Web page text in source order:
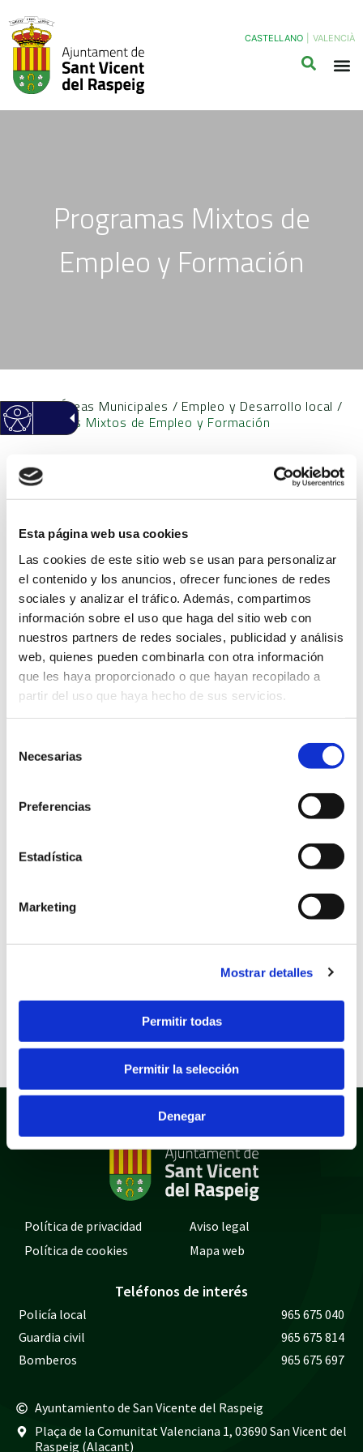
Esta página web usa cookies
Las cookies de este sitio web se usan para personalizar
el contenido y los anuncios, ofrecer funciones de redes
sociales y analizar el tráfico. Además, compartimos
información sobre el uso que haga del sitio web con
nuestros partners de redes sociales, publicidad y análisis
web, quienes pueden combinarla con otra información
que les haya proporcionado o que hayan recopilado a
partir del uso que haya hecho de sus servicios.
Necesarias
Preferencias
Estadística
Marketing
Mostrar detalles
Permitir todas
Permitir la selección
Denegar
CASTELLANO VALENCIÀ
Programas Mixtos de
Empleo y Formación
Inicio/Áreas Municipales / Empleo y Desarrollo local /
Programas Mixtos de Empleo y Formación
El objetivo de estos programas es fomentar la
el tiempo y para el colectivo establecido en cada
una de las convocatorias.
Programas realizados por el Ayuntamiento:
EMPUJU 2024: personas desempleadas menores
de 30 años que figuren como inscritas como
demandantes de empleo en LABORA Servicio
Valenciano de Empleo y Formación como
de Garantía Juvenil, condición que debe cumplir
Política de privacidad
Aviso legal
Política de cookies
Mapa web
Teléfonos de interés
Policía local
965 675 040
Guardia civil
965 675 814
Bomberos
965 675 697
Ayuntamiento de San Vicente del Raspeig
Plaça de la Comunitat Valenciana 1, 03690 San Vicent del
Raspeig (Alacant)